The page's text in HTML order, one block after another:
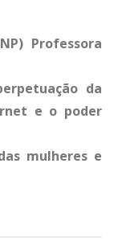
Professora
da
e o poder
mulheres e